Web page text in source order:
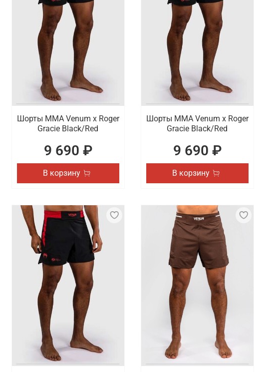
Шорты ММА Venum x Roger
Gracie Black/Red
9 690 ₽
В корзину
Шорты ММА Venum x Roger
Gracie Black/Red
9 690 ₽
В корзину